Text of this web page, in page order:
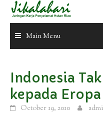
Main Menu
Indonesia
kepada Eropa
October 19, 2010